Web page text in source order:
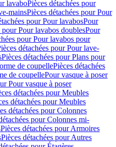
lavaboPièces détachées pour
mainsPièces détachées pour Pour
pour Pour lavabosPour
pour Pour lavabos doublesPour
pour Pour lavabos pour
détachées pour Pour lave-
Pièces détachées pour Plans pour
de coupellePièces détachées
de coupellePour vasque à poser
Pour vasque à poser
détachées pour Meubles
détachées pour Meubles
détachées pour Colonnes
pour Colonnes mi-
Pièces détachées pour Armoires
Pièces détachées pour Autres